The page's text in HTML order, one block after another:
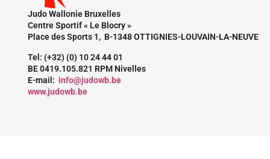
Judo Wallonie Bruxelles
Centre Sportif « Le Blocry »
Place des Sports 1, B-1348 OTTIGNIES-LOUVAIN-LA-NEUVE
Tel: (+32) (0) 10 24 44 01
BE 0419.105.821 RPM Nivelles
E-mail: info@judowb.be
www.judowb.be